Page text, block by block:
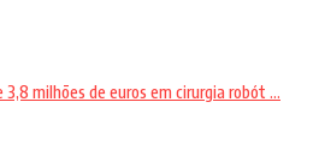
milhões de euros em cirurgia robót ...